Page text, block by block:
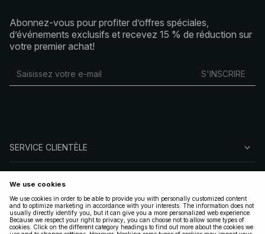
Abonnez-vous pour profiter d’offres spéciales,
d’événements exclusifs et recevez 15 % de réduction sur
votre premier achat!
S'INSCRIRE
SERVICE CLIENTÈLE
SUIVEZ-NOUS